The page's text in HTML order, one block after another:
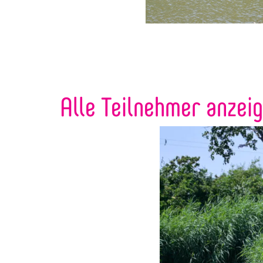
Alle Teilnehmer